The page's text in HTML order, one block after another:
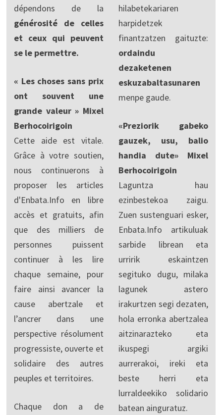
dépendons de la
générosité de celles
et ceux qui peuvent
se le permettre.
« Les choses sans prix
ont souvent une
grande valeur » Mixel
Berhocoirigoin
Cette aide est vitale.
Grâce à votre soutien,
nous continuerons à
proposer les articles
d'Enbata.Info en libre
accès et gratuits, afin
que des milliers de
personnes puissent
continuer à les lire
chaque semaine, pour
faire ainsi avancer la
cause abertzale et
l’ancrer dans une
perspective résolument
progressiste, ouverte et
solidaire des autres
peuples et territoires.
Chaque don a de
hilabetekariaren
harpidetzek
finantzatzen gaituzte:
ordaindu
dezaketenen
eskuzabaltasunaren
menpe gaude.
«Preziorik gabeko
gauzek, usu, balio
handia dute» Mixel
Berhocoirigoin
Laguntza hau
ezinbestekoa zaigu.
Zuen sustenguari esker,
Enbata.Info artikuluak
sarbide librean eta
urririk eskaintzen
segituko dugu, milaka
lagunek astero
irakurtzen segi dezaten,
hola erronka abertzalea
aitzinarazteko eta
ikuspegi argiki
aurrerakoi, ireki eta
beste herri eta
lurraldeekiko solidario
batean ainguratuz.